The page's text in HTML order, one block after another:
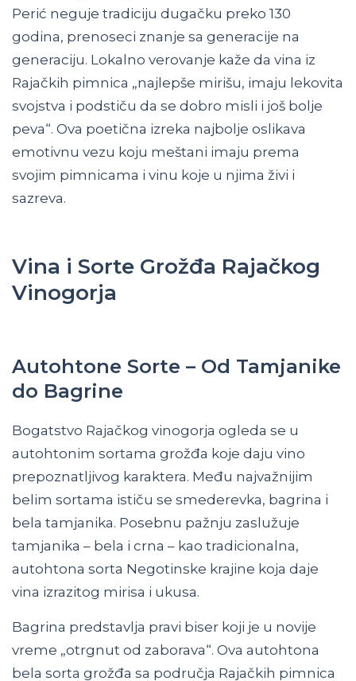
Perić neguje tradiciju dugačku preko 130
godina, prenoseci znanje sa generacije na
generaciju. Lokalno verovanje kaže da vina iz
Rajačkih pimnica „najlepše mirišu, imaju lekovita
svojstva i podstiču da se dobro misli i još bolje
peva“. Ova poetična izreka najbolje oslikava
emotivnu vezu koju meštani imaju prema
svojim pimnicama i vinu koje u njima živi i
sazreva.
Vina i Sorte Grožđa Rajačkog
Vinogorja
Autohtone Sorte – Od Tamjanike
do Bagrine
Bogatstvo Rajačkog vinogorja ogleda se u
autohtonim sortama grožđa koje daju vino
prepoznatljivog karaktera. Među najvažnijim
belim sortama ističu se smederevka, bagrina i
bela tamjanika. Posebnu pažnju zaslužuje
tamjanika – bela i crna – kao tradicionalna,
autohtona sorta Negotinske krajine koja daje
vina izrazitog mirisa i ukusa.
Bagrina predstavlja pravi biser koji je u novije
vreme „otrgnut od zaborava“. Ova autohtona
bela sorta grožđa sa područja Rajačkih pimnica